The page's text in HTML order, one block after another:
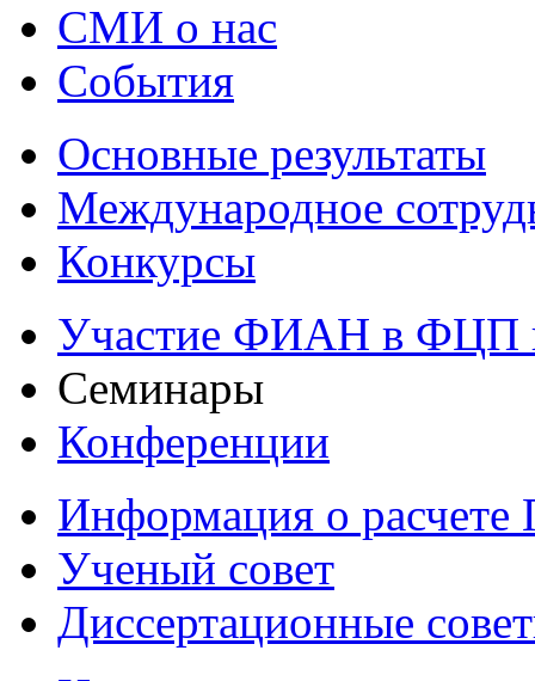
СМИ о нас
События
Основные результаты
Международное
Конкурсы
Участие ФИАН в ФЦП
Семинары
Конференции
Информация о
Ученый совет
Диссертационные